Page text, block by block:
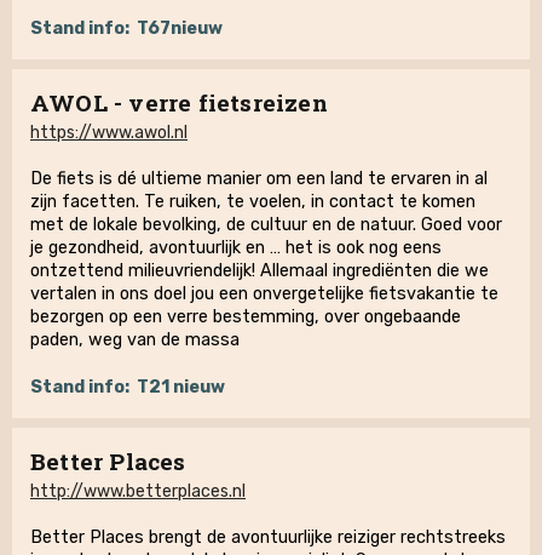
Stand info: T67nieuw
AWOL - verre fietsreizen
https://www.awol.nl
De fiets is dé ultieme manier om een land te ervaren in al
zijn facetten. Te ruiken, te voelen, in contact te komen
met de lokale bevolking, de cultuur en de natuur. Goed voor
je gezondheid, avontuurlijk en … het is ook nog eens
ontzettend milieuvriendelijk! Allemaal ingrediënten die we
vertalen in ons doel jou een onvergetelijke fietsvakantie te
bezorgen op een verre bestemming, over ongebaande
paden, weg van de massa
Stand info: T21 nieuw
Better Places
http://www.betterplaces.nl
Better Places brengt de avontuurlijke reiziger rechtstreeks